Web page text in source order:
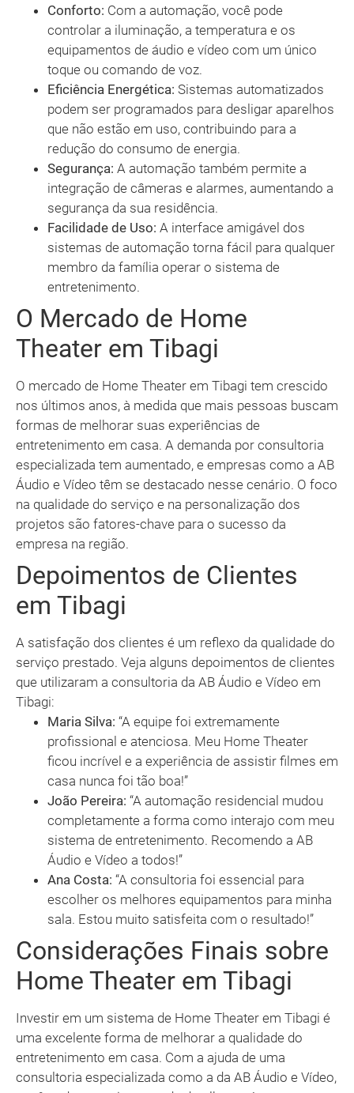
Conforto: Com a automação, você pode
controlar a iluminação, a temperatura e os
equipamentos de áudio e vídeo com um único
toque ou comando de voz.
Eficiência Energética: Sistemas automatizados
podem ser programados para desligar aparelhos
que não estão em uso, contribuindo para a
redução do consumo de energia.
Segurança: A automação também permite a
integração de câmeras e alarmes, aumentando a
segurança da sua residência.
Facilidade de Uso: A interface amigável dos
sistemas de automação torna fácil para qualquer
membro da família operar o sistema de
entretenimento.
O Mercado de Home
Theater em Tibagi
O mercado de Home Theater em Tibagi tem crescido
nos últimos anos, à medida que mais pessoas buscam
formas de melhorar suas experiências de
entretenimento em casa. A demanda por consultoria
especializada tem aumentado, e empresas como a AB
Áudio e Vídeo têm se destacado nesse cenário. O foco
na qualidade do serviço e na personalização dos
projetos são fatores-chave para o sucesso da
empresa na região.
Depoimentos de Clientes
em Tibagi
A satisfação dos clientes é um reflexo da qualidade do
serviço prestado. Veja alguns depoimentos de clientes
que utilizaram a consultoria da AB Áudio e Vídeo em
Tibagi:
Maria Silva: “A equipe foi extremamente
profissional e atenciosa. Meu Home Theater
ficou incrível e a experiência de assistir filmes em
casa nunca foi tão boa!”
João Pereira: “A automação residencial mudou
completamente a forma como interajo com meu
sistema de entretenimento. Recomendo a AB
Áudio e Vídeo a todos!”
Ana Costa: “A consultoria foi essencial para
escolher os melhores equipamentos para minha
sala. Estou muito satisfeita com o resultado!”
Considerações Finais sobre
Home Theater em Tibagi
Investir em um sistema de Home Theater em Tibagi é
uma excelente forma de melhorar a qualidade do
entretenimento em casa. Com a ajuda de uma
consultoria especializada como a da AB Áudio e Vídeo,